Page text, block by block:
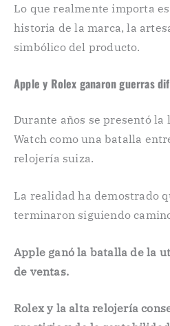
Lo que realmente importa
historia de la marca, la
simbólico del producto.
Apple y Rolex ganaron guerras
Durante años se presentó la
Watch como una batalla
relojería suiza.
La realidad ha demostrado
terminaron siguiendo
Apple ganó la batalla de la
de ventas.
Rolex y la alta relojería